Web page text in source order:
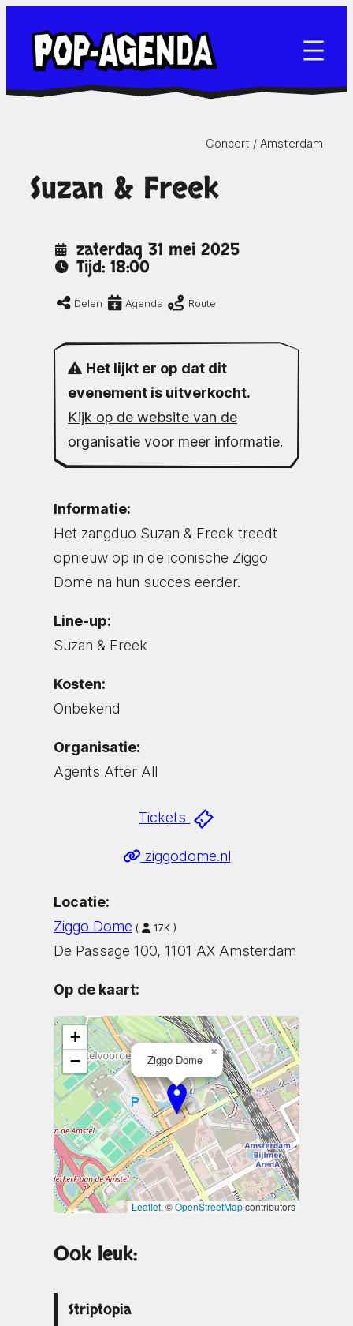
naar
inhoud
Concert / Amsterdam
Suzan & Freek
zaterdag 31 mei 2025
Tijd: 18:00
Delen Agenda Route
Het lijkt er op dat dit
evenement is uitverkocht.
Kijk op de website van de
organisatie voor meer informatie.
Informatie:
Het zangduo Suzan & Freek treedt
opnieuw op in de iconische Ziggo
Dome na hun succes eerder.
Line-up:
Suzan & Freek
Kosten:
Onbekend
Organisatie:
Agents After All
Tickets
ziggodome.nl
Locatie:
Ziggo Dome ( 17K )
De Passage 100, 1101 AX Amsterdam
Op de kaart:
Ziggo Dome
×
+
−
Leaflet, ©OpenStreetMapcontributors
Ook leuk:
Striptopia